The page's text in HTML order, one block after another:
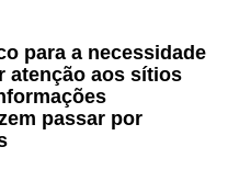
para a necessidade
atenção aos sítios
passar por